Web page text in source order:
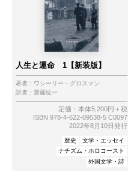
人生と運命 1【新装版】
著者： ワシーリー・グロスマン
訳者： 齋藤紘一
定価：本体5,200円＋税
ISBN 978-4-622-09538-5 C0097
2022年8月10日発行
歴史
文学・エッセイ
ナチズム・ホロコースト
外国文学・詩